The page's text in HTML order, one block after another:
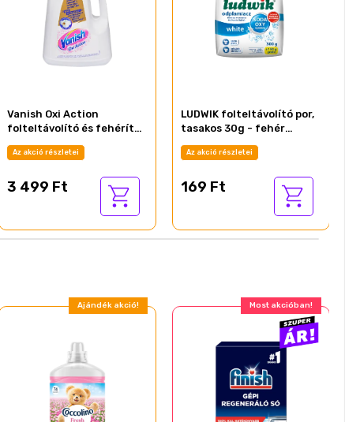
Vanish Oxi Action
folteltávolító és fehérítő
gél koncentrátum 3 l
Az akció részletei
3 499 Ft
LUDWIK folteltávolító por,
tasakos 30g - fehér
ruhákhoz (18/#)
Az akció részletei
169 Ft
Ajándék akció! Most akcióban!